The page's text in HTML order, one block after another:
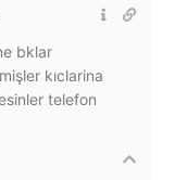
bklar
kıclarina
telefon